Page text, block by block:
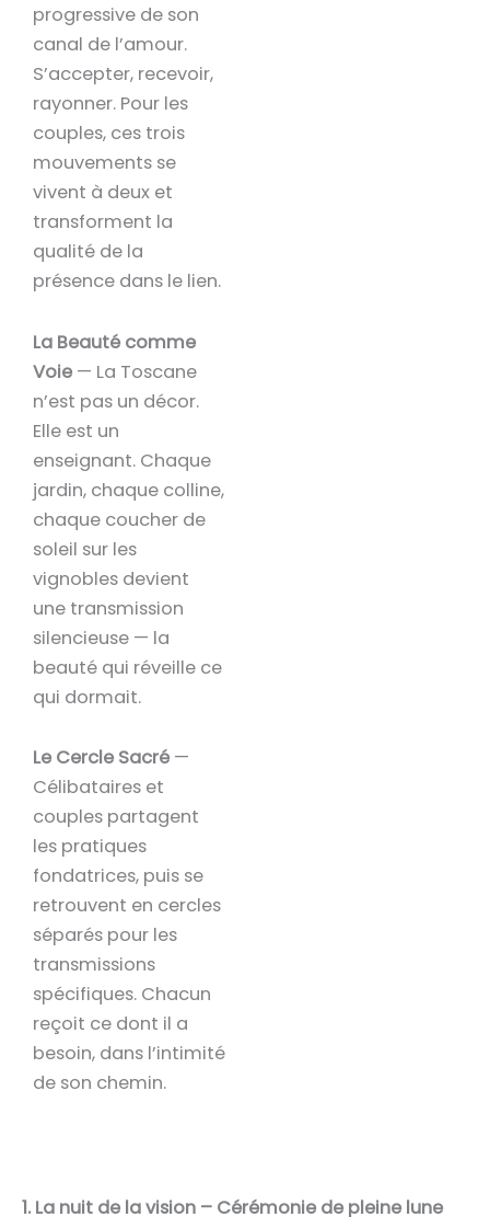
progressive de son
canal de l’amour.
S’accepter, recevoir,
rayonner. Pour les
couples, ces trois
mouvements se
vivent à deux et
transforment la
qualité de la
présence dans le lien.
La Beauté comme
Voie — La Toscane
n’est pas un décor.
Elle est un
enseignant. Chaque
jardin, chaque colline,
chaque coucher de
soleil sur les
vignobles devient
une transmission
silencieuse — la
beauté qui réveille ce
qui dormait.
Le Cercle Sacré —
Célibataires et
couples partagent
les pratiques
fondatrices, puis se
retrouvent en cercles
séparés pour les
transmissions
spécifiques. Chacun
reçoit ce dont il a
besoin, dans l’intimité
de son chemin.
1. La nuit de la vision – Cérémonie de pleine lune